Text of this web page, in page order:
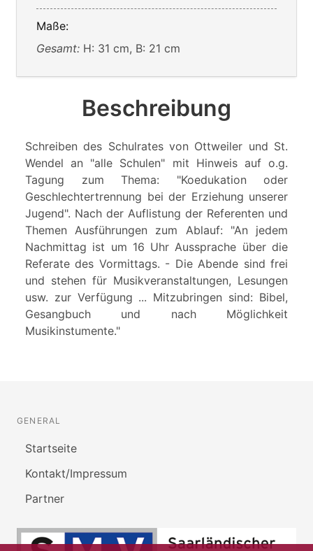
Maße:
Gesamt: H: 31 cm, B: 21 cm
Beschreibung
Schreiben des Schulrates von Ottweiler und St.
Wendel an "alle Schulen" mit Hinweis auf o.g.
Tagung zum Thema: "Koedukation oder
Geschlechtertrennung bei der Erziehung unserer
Jugend". Nach der Auflistung der Referenten und
Themen Ausführungen zum Ablauf: "An jedem
Nachmittag ist um 16 Uhr Aussprache über die
Referate des Vormittags. - Die Abende sind frei
und stehen für Musikveranstaltungen, Lesungen
usw. zur Verfügung ... Mitzubringen sind: Bibel,
Gesangbuch und nach Möglichkeit
Musikinstumente."
GENERAL
Startseite
Kontakt/Impressum
Partner